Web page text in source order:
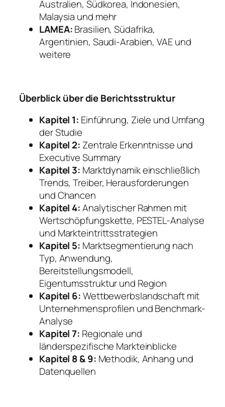
Australien, Südkorea, Indonesien,
Malaysia und mehr
LAMEA:Brasilien, Südafrika,
Argentinien, Saudi-Arabien, VAE und
weitere
Überblick über die Berichtsstruktur
Kapitel 1: Einführung, Ziele und Umfang
der Studie
Kapitel 2: Zentrale Erkenntnisse und
Executive Summary
Kapitel 3: Marktdynamik einschließlich
Trends, Treiber, Herausforderungen
und Chancen
Kapitel 4:Analytischer Rahmen mit
Wertschöpfungskette, PESTEL-Analyse
und Markteintrittsstrategien
Kapitel 5: Marktsegmentierung nach
Typ, Anwendung,
Bereitstellungsmodell,
Eigentumsstruktur und Region
Kapitel 6:Wettbewerbslandschaft mit
Unternehmensprofilen und Benchmark-
Analyse
Kapitel 7: Regionale und
länderspezifische Markteinblicke
Kapitel 8 & 9: Methodik, Anhang und
Datenquellen